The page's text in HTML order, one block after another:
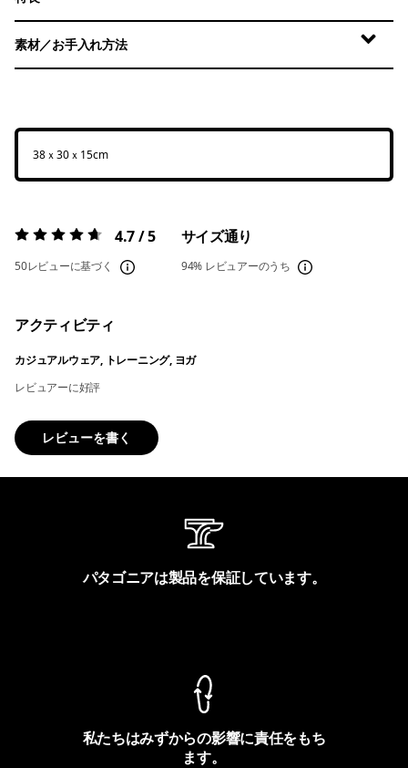
素材／お手入れ方法
38ｘ30ｘ15cm
評価:4.7 / 5 4.7 / 5
50レビューに基づく
サイズ通り
94% レビュアーのうち
アクティビティ
カジュアルウェア, トレーニング, ヨガ
レビュアーに好評
レビューを書く
パタゴニアは製品を保証しています。
私たちはみずからの影響に責任をもち
ます。